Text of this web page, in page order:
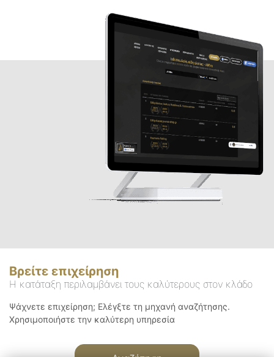
Βρείτε επιχείρηση
Η κατάταξη περιλαμβάνει τους καλύτερους στον κλάδο
Ψάχνετε επιχείρηση; Ελέγξτε τη μηχανή αναζήτησης.
Χρησιμοποιήστε την καλύτερη υπηρεσία